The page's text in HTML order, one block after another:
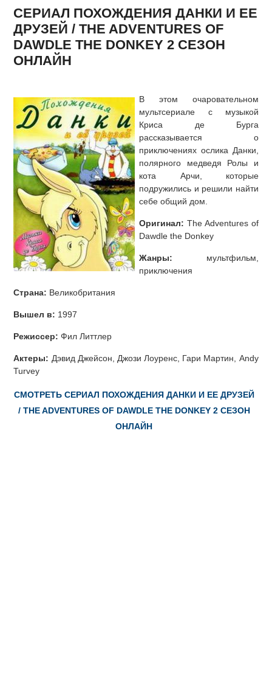
СЕРИАЛ ПОХОЖДЕНИЯ ДАНКИ И ЕЕ
ДРУЗЕЙ / THE ADVENTURES OF
DAWDLE THE DONKEY 2 СЕЗОН
ОНЛАЙН
В этом очаровательном
мультсериале с музыкой
Криса де Бурга
рассказывается о
приключениях ослика Данки,
полярного медведя Ролы и
кота Арчи, которые
подружились и решили найти
себе общий дом.
Оригинал: The Adventures of
Dawdle the Donkey
Жанры: мультфильм,
приключения
Страна: Великобритания
Вышел в: 1997
Режиссер: Фил Литтлер
Актеры: Дэвид Джейсон, Джози Лоуренс, Гари Мартин, Andy
Turvey
СМОТРЕТЬ СЕРИАЛ ПОХОЖДЕНИЯ ДАНКИ И ЕЕ ДРУЗЕЙ
/ THE ADVENTURES OF DAWDLE THE DONKEY 2 СЕЗОН
ОНЛАЙН